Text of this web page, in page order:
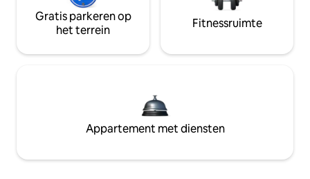
Gratis parkeren op
het terrein
Fitnessruimte
Appartement met diensten